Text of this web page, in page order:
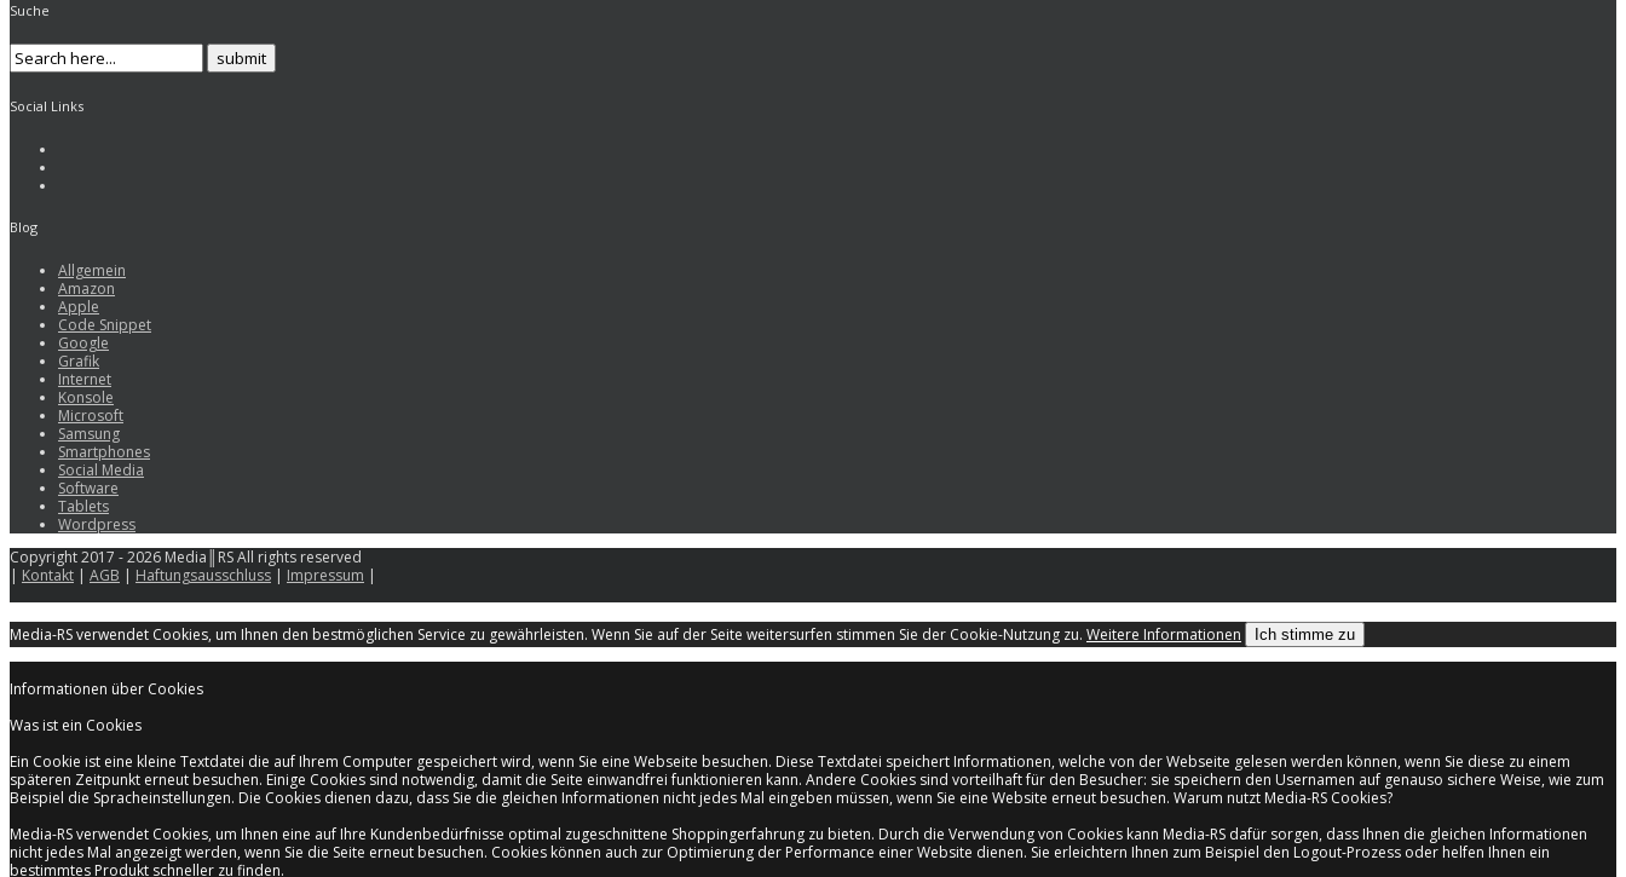
Suche
Social Links
Blog
Allgemein
Amazon
Apple
Code Snippet
Google
Grafik
Internet
Konsole
Microsoft
Samsung
Smartphones
Social Media
Software
Tablets
Wordpress
Copyright 2017 - 2026 Media║RS All rights reserved
| Kontakt | AGB | Haftungsausschluss | Impressum |
Media-RS verwendet Cookies, um Ihnen den bestmöglichen Service zu gewährleisten. Wenn Sie auf der Seite weitersurfen stimmen Sie der Cookie-Nutzung zu. Weitere Informationen Ich stimme zu
Informationen über Cookies
Was ist ein Cookies
Ein Cookie ist eine kleine Textdatei die auf Ihrem Computer gespeichert wird, wenn Sie eine Webseite besuchen. Diese Textdatei speichert Informationen, welche von der Webseite gelesen werden können, wenn Sie diese zu einem
späteren Zeitpunkt erneut besuchen. Einige Cookies sind notwendig, damit die Seite einwandfrei funktionieren kann. Andere Cookies sind vorteilhaft für den Besucher: sie speichern den Usernamen auf genauso sichere Weise, wie zum
Beispiel die Spracheinstellungen. Die Cookies dienen dazu, dass Sie die gleichen Informationen nicht jedes Mal eingeben müssen, wenn Sie eine Website erneut besuchen. Warum nutzt Media-RS Cookies?
Media-RS verwendet Cookies, um Ihnen eine auf Ihre Kundenbedürfnisse optimal zugeschnittene Shoppingerfahrung zu bieten. Durch die Verwendung von Cookies kann Media-RS dafür sorgen, dass Ihnen die gleichen Informationen
nicht jedes Mal angezeigt werden, wenn Sie die Seite erneut besuchen. Cookies können auch zur Optimierung der Performance einer Website dienen. Sie erleichtern Ihnen zum Beispiel den Logout-Prozess oder helfen Ihnen ein
bestimmtes Produkt schneller zu finden.